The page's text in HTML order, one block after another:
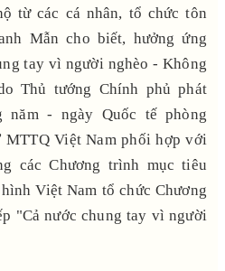
từ các cá nhân, tổ chức tôn
Mẫn cho biết, hưởng ứng
tay vì người nghèo - Không
Thủ tướng Chính phủ phát
năm - ngày Quốc tế phòng
MTTQ Việt Nam phối hợp với
các Chương trình mục tiêu
Việt Nam tổ chức Chương
"Cả nước chung tay vì người